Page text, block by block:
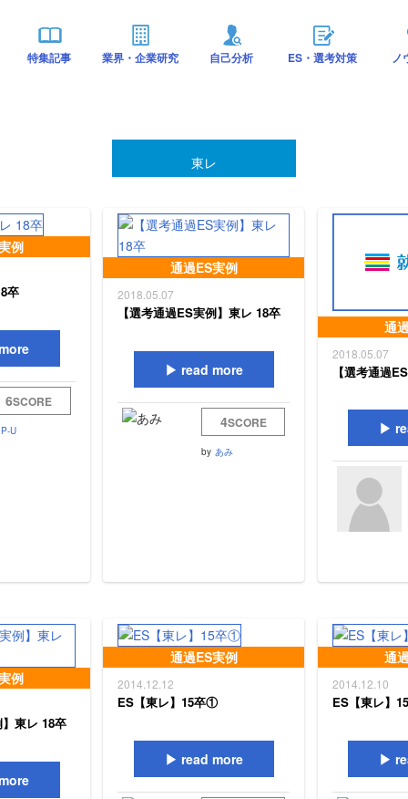
特集記事 業界・企業研究 自己分析 ES・選考対策 ノ
東レ
例
卒
6SCORE
P-U
通過ES実例
2018.05.07
【選考通過ES実例】東レ 18卒
read more
4SCORE
by あみ
通
2018.05.07
【選考通過
例
東レ 18卒
通過ES実例
2014.12.12
ES【東レ】15卒①
read more
通
2014.12.10
ES【東レ】